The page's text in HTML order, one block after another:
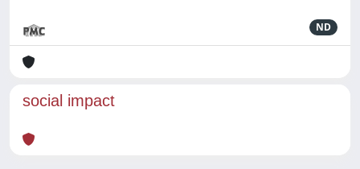
ND
social impact